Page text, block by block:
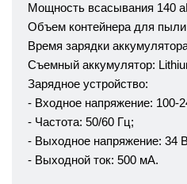
Мощность всасывания 140
Объем контейнера для
Время зарядки
Съемный аккумулятор:
Зарядное устройство:
- Входное напряжение: 100-
- Частота: 50/60 Гц;
- Выходное напряжение: 34
- Выходной ток: 500 мА.